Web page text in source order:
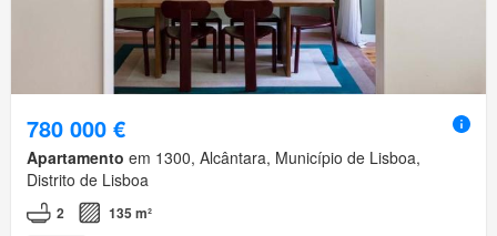
780 000 €
Apartamento em 1300, Alcântara, Município de Lisboa,
Distrito de Lisboa
2 135 m²